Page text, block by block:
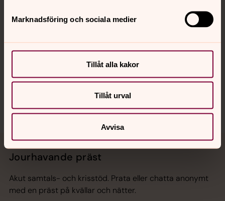
Marknadsföring och sociala medier
Tillåt alla kakor
Tillåt urval
Avvisa
Hitta snabbt
Sociala kanaler
Jourhavande präst
Akut samtals- och krisstöd. Prata eller chatta anonymt
med en präst på kvällar och nätter.